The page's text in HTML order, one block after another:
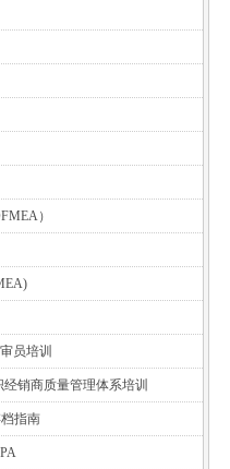
）
员培训
销商质量管理体系培训
指南